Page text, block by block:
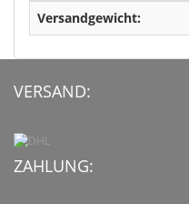
Versandgewicht:
VERSAND:
ZAHLUNG: